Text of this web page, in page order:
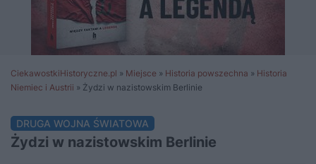
CiekawostkiHistoryczne.pl » Miejsce » Historia powszechna » Historia
Niemiec i Austrii » Żydzi w nazistowskim Berlinie
DRUGA WOJNA ŚWIATOWA
Żydzi w nazistowskim Berlinie